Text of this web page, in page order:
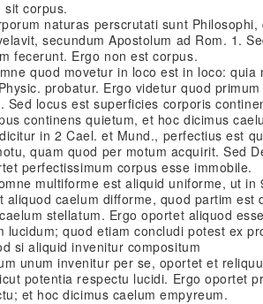
sit corpus.
naturas perscrutati sunt Philosophi,
secundum Apostolum ad Rom. 1.
fecerunt. Ergo non est corpus.
quod movetur in loco est in loco:
probatur. Ergo videtur quod primum
Sed locus est superficies corporis
continens quietum, et hoc dicimus
in 2 Cael. et Mund., perfectius est
quam quod per motum acquirit. Sed
perfectissimum corpus esse immobile.
multiforme est aliquid uniforme, ut in
aliquod caelum difforme, quod partim est
stellatum. Ergo oportet aliquod
lucidum; quod etiam concludi potest ex
si aliquid invenitur compositum
unum invenitur per se, oportet et
potentia respectu lucidi. Ergo oportet
et hoc dicimus caelum empyreum.